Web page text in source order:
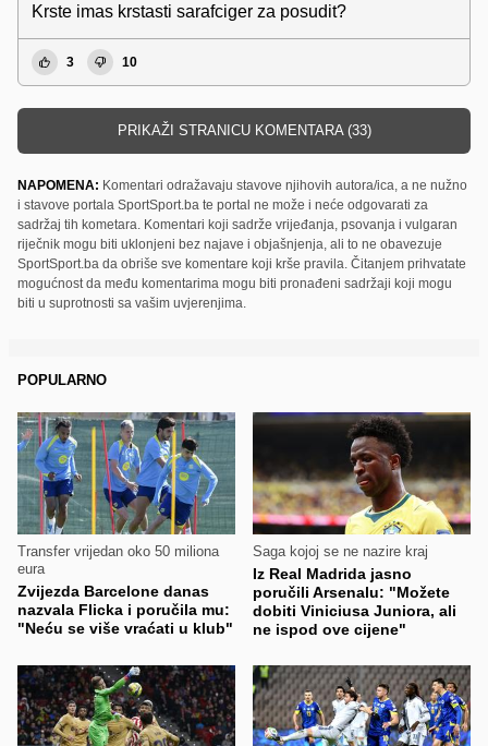
Krste imas krstasti sarafciger za posudit?
3 10
PRIKAŽI STRANICU KOMENTARA (33)
NAPOMENA: Komentari odražavaju stavove njihovih autora/ica, a ne nužno
i stavove portala SportSport.ba te portal ne može i neće odgovarati za
sadržaj tih kometara. Komentari koji sadrže vrijeđanja, psovanja i vulgaran
riječnik mogu biti uklonjeni bez najave i objašnjenja, ali to ne obavezuje
SportSport.ba da obriše sve komentare koji krše pravila. Čitanjem prihvatate
mogućnost da među komentarima mogu biti pronađeni sadržaji koji mogu
biti u suprotnosti sa vašim uvjerenjima.
POPULARNO
Transfer vrijedan oko 50 miliona
eura
Zvijezda Barcelone danas
nazvala Flicka i poručila mu:
"Neću se više vraćati u klub"
Saga kojoj se ne nazire kraj
Iz Real Madrida jasno
poručili Arsenalu: "Možete
dobiti Viniciusa Juniora, ali
ne ispod ove cijene"